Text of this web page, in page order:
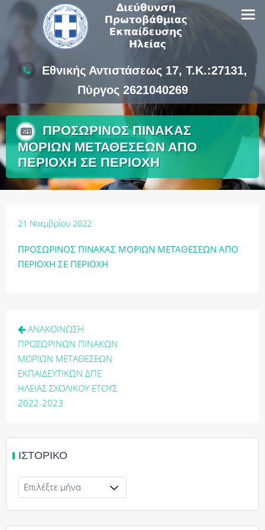
Skip
Εθνικής Αντιστάσεως 17, Τ.Κ.:27131,
Πύργος 2621040269
ΠΡΟΣΩΡΙΝΟΣ ΠΙΝΑΚΑΣ
ΜΟΡΙΩΝ ΜΕΤΑΘΕΣΕΩΝ ΑΠΟ
ΠΕΡΙΟΧΗ ΣΕ ΠΕΡΙΟΧΗ
21 Νοεμβρίου 2022
ΠΡΟΣΩΡΙΝΟΣ ΠΙΝΑΚΑΣ ΜΟΡΙΩΝ ΜΕΤΑΘΕΣΕΩΝ ΑΠΟ
ΠΕΡΙΟΧΗ ΣΕ ΠΕΡΙΟΧΗ
Πλοήγηση
άρθρων
ΑΝΑΚΟΙΝΩΣΗ
ΠΡΟΣΩΡΙΝΩΝ ΠΙΝΑΚΩΝ
ΜΟΡΙΩΝ ΜΕΤΑΘΕΣΕΩΝ
ΕΚΠΑΙΔΕΥΤΙΚΩΝ ΔΠΕ
ΗΛΕΙΑΣ ΣΧΟΛΙΚΟΥ ΕΤΟΥΣ
2022-2023
ΙΣΤΟΡΙΚΌ
Ιστορικό